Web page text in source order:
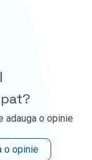
adauga o opinie
o opinie